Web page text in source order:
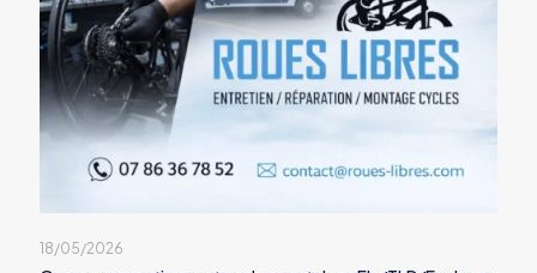
18/05/2026